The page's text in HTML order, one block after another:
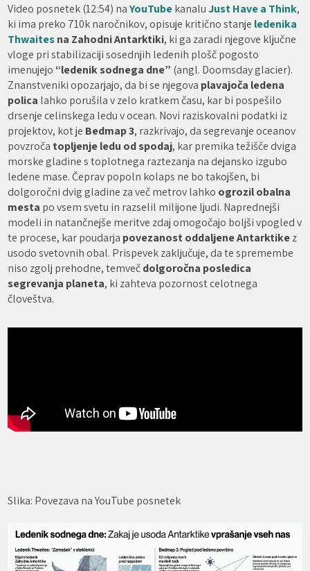
Video posnetek (12:54) naYouTubekanaluJust Have a Think,
ki ima preko 710k naročnikov, opisuje kritično stanje ledenika
Thwaitesna Zahodni Antarktiki, ki ga zaradi njegove ključne
vloge pri stabilizaciji sosednjih ledenih plošč pogosto
imenujejo “ledenik sodnega dne” (angl. Doomsday glacier).
Znanstveniki opozarjajo, da bi se njegova plavajoča ledena
polica lahko porušila v zelo kratkem času, kar bi pospešilo
drsenje celinskega ledu v ocean. Novi raziskovalni podatki iz
projektov, kot je Bedmap 3, razkrivajo, da segrevanje oceanov
povzroča topljenje ledu od spodaj, kar premika težišče dviga
morske gladine s toplotnega raztezanja na dejansko izgubo
ledene mase. Čeprav popoln kolaps ne bo takojšen, bi
dolgoročni dvig gladine za več metrov lahko ogrozil obalna
mesta po vsem svetu in razselil milijone ljudi. Naprednejši
modeli in natančnejše meritve zdaj omogočajo boljši vpogled v
te procese, kar poudarja povezanost oddaljene Antarktikez
usodo svetovnih obal. Prispevek zaključuje, da te spremembe
niso zgolj prehodne, temvečdolgoročna posledica
segrevanja planeta, ki zahteva pozornost celotnega
človeštva.
Slika: Povezava na YouTube posnetek